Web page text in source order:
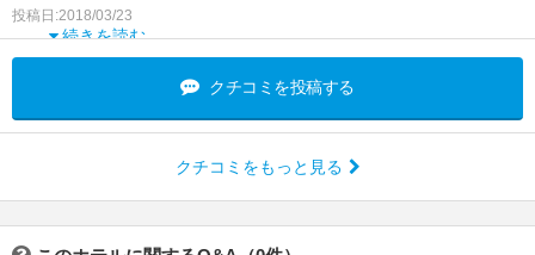
りと入らせて頂きました。
とてもリ-ズナ
続きを読む
投稿日:2018/03/23
クチコミを投稿する
クチコミをもっと見る